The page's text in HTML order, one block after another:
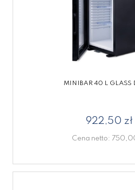
MINIBAR 40 L GLASS
922,50 zł
Cena netto: